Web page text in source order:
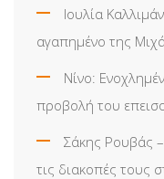
Ιουλία
αγαπημένο της
Νίνο:
προβολή του
Σάκης Ρουβάς
τις διακοπές τους